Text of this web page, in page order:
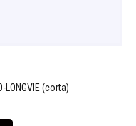
LONGVIE (corta)